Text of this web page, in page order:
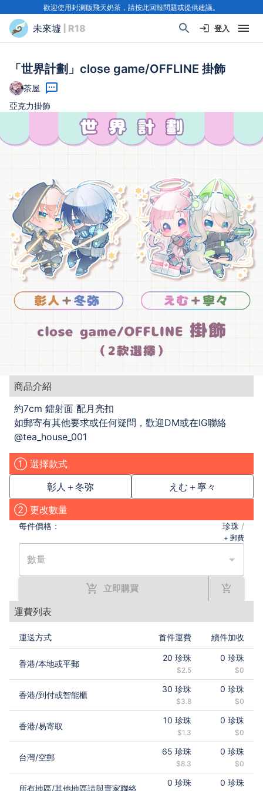
歡迎使用封測版飛天奶茶，請按此回報問題或提供建議。
未來墟 | R18 登入
「世界計劃」close game/OFFLINE 掛飾
茶屋
亞克力掛飾
商品介紹
約7cm 鐳射面 配月亮扣
如郵寄有其他要求或任何疑問，歡迎DM或在IG聯絡
@tea_house_001
① 選擇款式
彰人＋冬弥
えむ＋寧々
② 更改數量
每件價格： 珍珠 /
+ 郵費
數量
立即購買
運費列表
運送方式 首件運費 續件加收
香港/本地或平郵
20 珍珠
$2.5
0 珍珠
$0
香港/到付或智能櫃
30 珍珠
$3.8
0 珍珠
$0
香港/易寄取
10 珍珠
$1.3
0 珍珠
$0
台灣/空郵
65 珍珠
$8.3
0 珍珠
$0
所有地區/其他地區請與賣家聯絡
0 珍珠 0 珍珠